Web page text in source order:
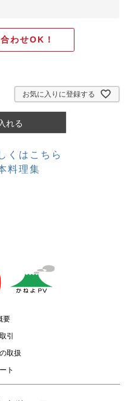
わせOK！
お気に入りに登録する
れる
くはこちら
料理集
要
引
取扱
ト